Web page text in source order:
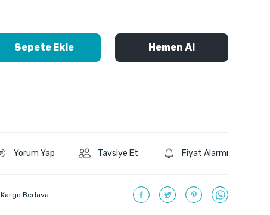
Sepete Ekle Hemen Al
Yorum Yap Tavsiye Et Fiyat Alarmı
Kargo Bedava